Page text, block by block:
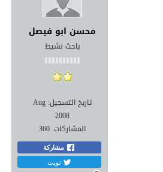
محسن ابو فيصل
باحث نشيط
تاريخ التسجيل: Aug
2008
المشاركات: 360
مشاركة
تويت